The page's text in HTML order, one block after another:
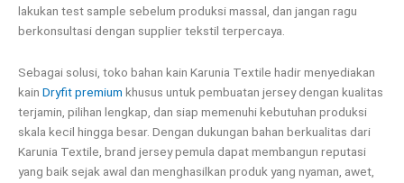
lakukan test sample sebelum produksi massal, dan jangan ragu
berkonsultasi dengan supplier tekstil terpercaya.
Sebagai solusi, toko bahan kain Karunia Textile hadir menyediakan
kain Dryfit premium khusus untuk pembuatan jersey dengan kualitas
terjamin, pilihan lengkap, dan siap memenuhi kebutuhan produksi
skala kecil hingga besar. Dengan dukungan bahan berkualitas dari
Karunia Textile, brand jersey pemula dapat membangun reputasi
yang baik sejak awal dan menghasilkan produk yang nyaman, awet,